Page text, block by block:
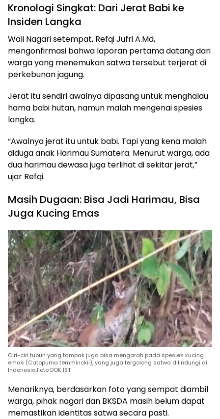
Kronologi Singkat: Dari Jerat Babi ke
Insiden Langka
Wali Nagari setempat, Refqi Jufri A.Md,
mengonfirmasi bahwa laporan pertama datang dari
warga yang menemukan satwa tersebut terjerat di
perkebunan jagung.
Jerat itu sendiri awalnya dipasang untuk menghalau
hama babi hutan, namun malah mengenai spesies
langka.
“Awalnya jerat itu untuk babi. Tapi yang kena malah
diduga anak Harimau Sumatera. Menurut warga, ada
dua harimau dewasa juga terlihat di sekitar jerat,”
ujar Refqi.
Masih Dugaan: Bisa Jadi Harimau, Bisa
Juga Kucing Emas
Ciri-ciri tubuh yang tampak juga bisa mengarah pada spesies kucing
emas (Catopuma temminckii), yang juga tergolong satwa dilindungi di
Indonesia.Foto DOK IST
Menariknya, berdasarkan foto yang sempat diambil
warga, pihak nagari dan BKSDA masih belum dapat
memastikan identitas satwa secara pasti.